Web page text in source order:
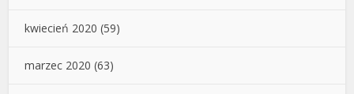
kwiecień 2020 (59)
marzec 2020 (63)